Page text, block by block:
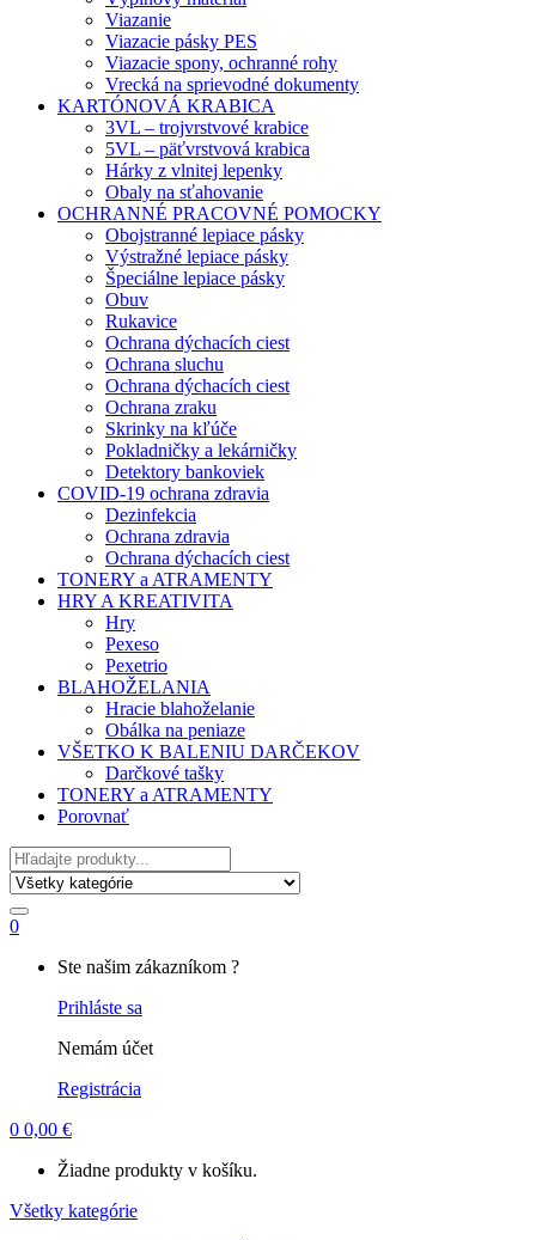
Viazanie
Viazacie pásky PES
Viazacie spony, ochranné rohy
Vrecká na sprievodné dokumenty
KARTÓNOVÁ KRABICA
3VL – trojvrstvové krabice
5VL – päťvrstvová krabica
Hárky z vlnitej lepenky
Obaly na sťahovanie
OCHRANNÉ PRACOVNÉ POMOCKY
Obojstranné lepiace pásky
Výstražné lepiace pásky
Špeciálne lepiace pásky
Obuv
Rukavice
Ochrana dýchacích ciest
Ochrana sluchu
Ochrana dýchacích ciest
Ochrana zraku
Skrinky na kľúče
Pokladničky a lekárničky
Detektory bankoviek
COVID-19 ochrana zdravia
Dezinfekcia
Ochrana zdravia
Ochrana dýchacích ciest
TONERY a ATRAMENTY
HRY A KREATIVITA
Hry
Pexeso
Pexetrio
BLAHOŽELANIA
Hracie blahoželanie
Obálka na peniaze
VŠETKO K BALENIU DARČEKOV
Darčkové tašky
TONERY a ATRAMENTY
Porovnať
Hľadať
0
Ste našim zákazníkom ?
Prihláste sa
Nemám účet
Registrácia
0 0,00 €
Žiadne produkty v košíku.
Všetky kategórie